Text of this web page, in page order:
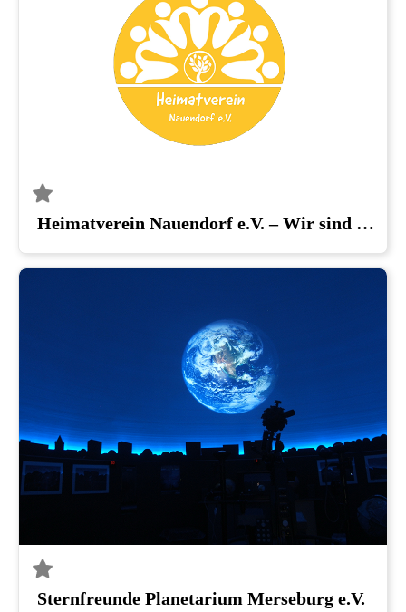
Heimatverein Nauendorf e.V. – Wir sind eins
Sternfreunde Planetarium Merseburg e.V.